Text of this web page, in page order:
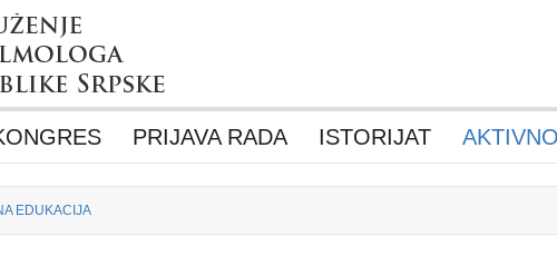
PRIJAVA RADA ISTORIJAT
EDUKACIJA